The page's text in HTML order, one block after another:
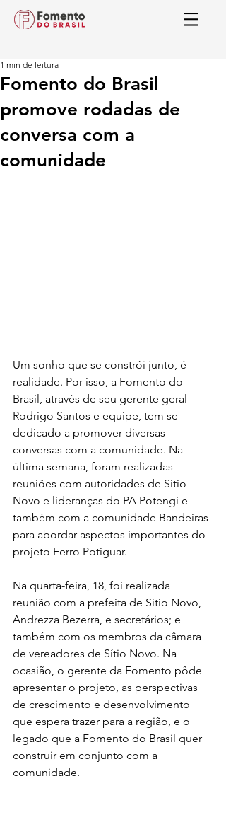
Fomento do Brasil
promove rodadas de
conversa com a
comunidade
1 min de leitura
Um sonho que se constrói junto, é
realidade. Por isso, a Fomento do
Brasil, através de seu gerente geral
Rodrigo Santos e equipe, tem se
dedicado a promover diversas
conversas com a comunidade. Na
última semana, foram realizadas
reuniões com autoridades de Sítio
Novo e lideranças do PA Potengi e
também com a comunidade Bandeiras
para abordar aspectos importantes do
projeto Ferro Potiguar.
Na quarta-feira, 18, foi realizada
reunião com a prefeita de Sítio Novo,
Andrezza Bezerra, e secretários; e
também com os membros da câmara
de vereadores de Sítio Novo. Na
ocasião, o gerente da Fomento pôde
apresentar o projeto, as perspectivas
de crescimento e desenvolvimento
que espera trazer para a região, e o
legado que a Fomento do Brasil quer
construir em conjunto com a
comunidade.